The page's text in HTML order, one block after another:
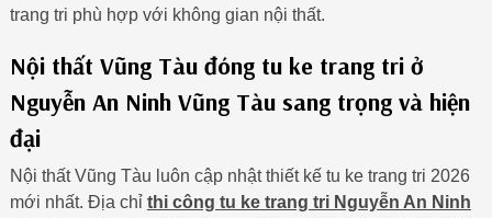
trang tri phù hợp với không gian nội thất.
Nội thất Vũng Tàu đóng tu ke trang tri ở
Nguyễn An Ninh Vũng Tàu sang trọng và hiện
đại
Nội thất Vũng Tàu luôn cập nhật thiết kế tu ke trang tri 2026
mới nhất. Địa chỉ thi công tu ke trang tri Nguyễn An Ninh